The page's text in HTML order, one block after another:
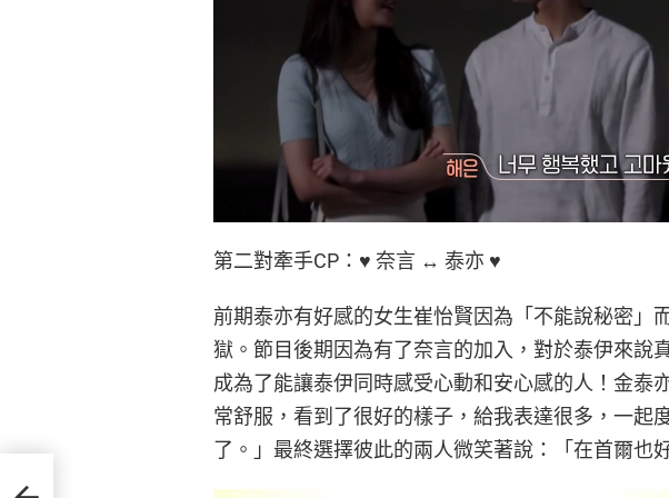
第二對牽手CP：♥ 奈言 ↔ 泰亦 ♥
前期泰亦有好感的女生崔怡賢因為「不能說秘密」
獄。節目後期因為有了奈言的加入，對於泰伊來說
成為了能讓泰伊同時感受心動和安心感的人！金泰
常舒服，看到了很好的樣子，給我表達很多，一起
了。」最終選擇彼此的兩人微笑著說：「在首爾也